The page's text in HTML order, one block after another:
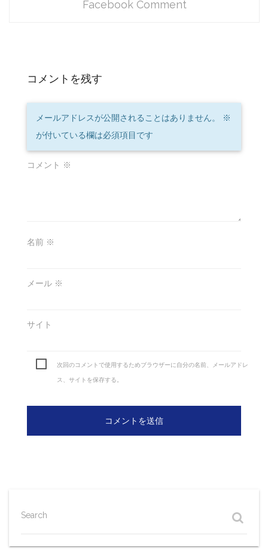
Facebook Comment
コメントを残す
メールアドレスが公開されることはありません。
※
が付いている欄は必須項目です
コメント ※
名前 ※
メール ※
サイト
次回のコメントで使用するためブラウザーに自分の名前、メールアドレ
ス、サイトを保存する。
Search